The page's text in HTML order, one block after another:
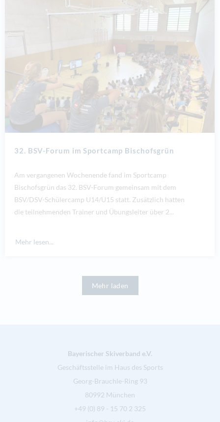
32. BSV-Forum im Sportcamp Bischofsgrün
Am vergangenen Wochenende fand im Sportcamp
Bischofsgrün das 32. BSV-Forum gemeinsam mit dem
BSV/DSV-Schülercamp U14/U15 statt. Zusätzlich hatten
die teilnehmenden Trainer und Übungsleiter über 2...
Mehr lesen...
Mehr laden
Bayerischer Skiverband e.V.
Geschäftsstelle im Haus des Sports
Georg-Brauchle-Ring 93
80992 München
+49 (0) 89 - 15 70 2 325